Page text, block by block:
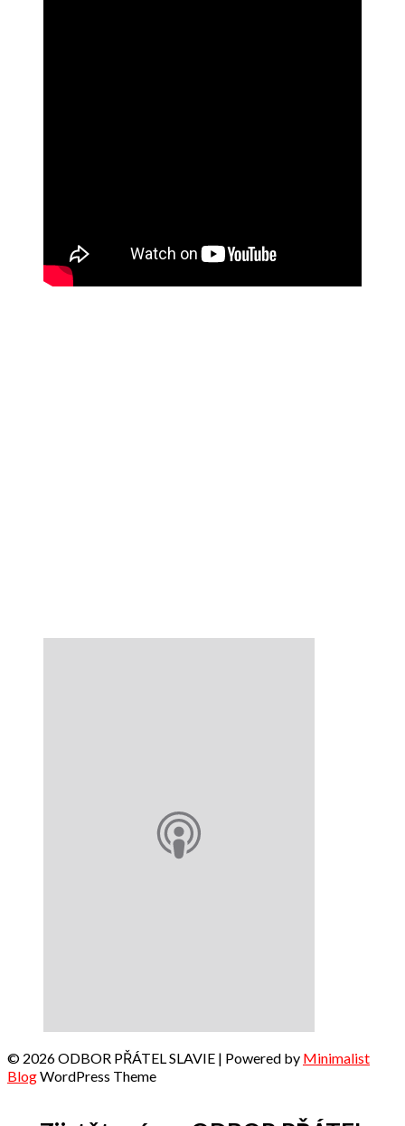
© 2026 ODBOR PŘÁTEL SLAVIE | Powered by Minimalist
BlogWordPress Theme